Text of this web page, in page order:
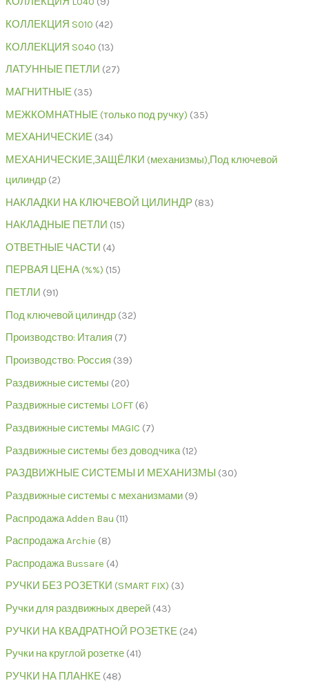
КОЛЛЕКЦИЯ S010 42
КОЛЛЕКЦИЯ S040 13
ЛАТУННЫЕ ПЕТЛИ 27
МАГНИТНЫЕ 35
МЕЖКОМНАТНЫЕ (только под ручку) 35
МЕХАНИЧЕСКИЕ 34
МЕХАНИЧЕСКИЕ,ЗАЩЁЛКИ (механизмы),Под ключевой
цилиндр 2
НАКЛАДКИ НА КЛЮЧЕВОЙ ЦИЛИНДР 83
НАКЛАДНЫЕ ПЕТЛИ 15
ОТВЕТНЫЕ ЧАСТИ 4
ПЕРВАЯ ЦЕНА (%%) 15
ПЕТЛИ 91
Под ключевой цилиндр 32
Производство: Италия 7
Производство: Россия 39
Раздвижные системы 20
Раздвижные системы LOFT 6
Раздвижные системы MAGIC 7
Раздвижные системы без доводчика 12
РАЗДВИЖНЫЕ СИСТЕМЫ И МЕХАНИЗМЫ
30
Раздвижные системы с механизмами 9
Распродажа Adden Bau 11
Распродажа Archie 8
Распродажа Bussare 4
РУЧКИ БЕЗ РОЗЕТКИ (SMART FIX) 3
Ручки для раздвижных дверей 43
РУЧКИ НА КВАДРАТНОЙ РОЗЕТКЕ 24
Ручки на круглой розетке 41
РУЧКИ НА ПЛАНКЕ 48